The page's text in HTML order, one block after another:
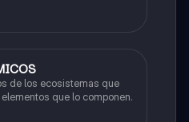
de los ecosistemas que
que lo componen.